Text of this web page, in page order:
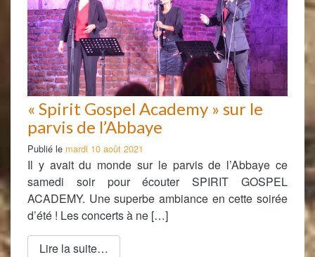
« Spirit Gospel Academy » sur le
parvis de l’Abbaye
Publié le mardi 10 août 2021
Il y avait du monde sur le parvis de l’Abbaye ce
samedi soir pour écouter SPIRIT GOSPEL
ACADEMY. Une superbe ambiance en cette soirée
d’été ! Les concerts à ne […]
Lire la suite…